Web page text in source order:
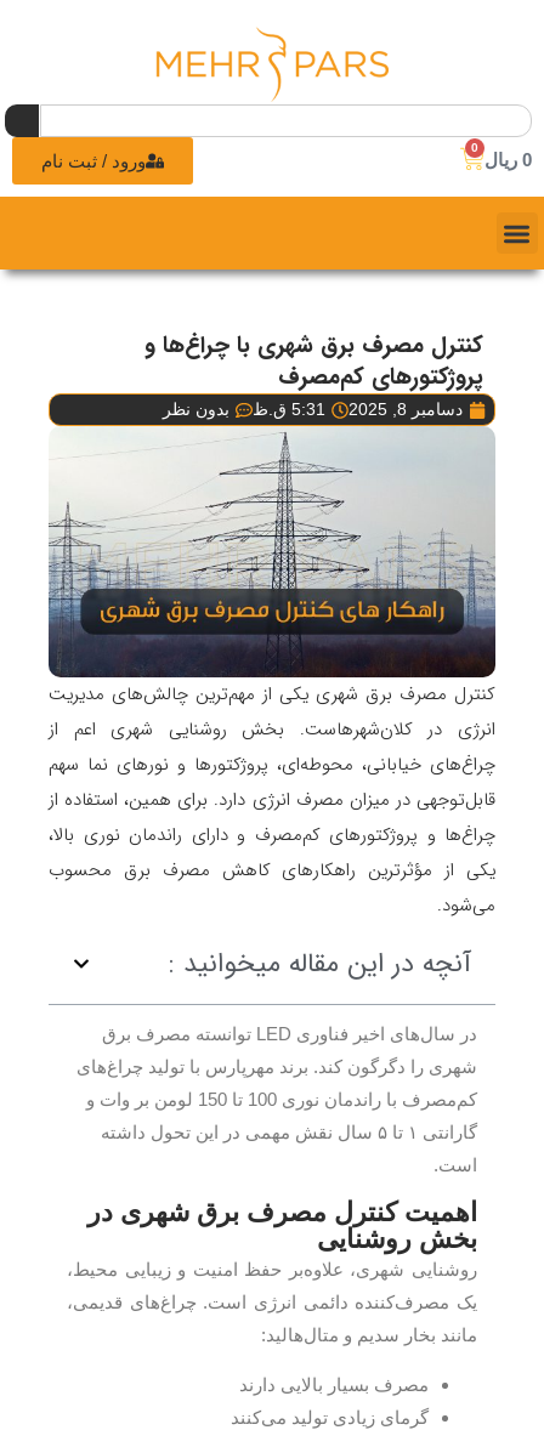
0 ریال
0
ورود / ثبت نام
کنترل مصرف برق شهری با چراغ‌ها و
پروژکتورهای کم‌مصرف
دسامبر 8, 2025 5:31 ق.ظ بدون نظر
کنترل مصرف برق شهری یکی از مهم‌ترین چالش‌های مدیریت
انرژی در کلان‌شهرهاست. بخش روشنایی شهری اعم از
چراغ‌های خیابانی، محوطه‌ای، پروژکتورها و نورهای نما سهم
قابل‌توجهی در میزان مصرف انرژی دارد. برای همین، استفاده از
چراغ‌ها و پروژکتورهای کم‌مصرف و دارای راندمان نوری بالا،
یکی از مؤثرترین راهکارهای کاهش مصرف برق محسوب
می‌شود.
آنچه در این مقاله میخوانید :
در سال‌های اخیر فناوری LED توانسته مصرف برق
شهری را دگرگون کند. برند مهرپارس با تولید چراغ‌های
کم‌مصرف با راندمان نوری 100 تا 150 لومن بر وات و
گارانتی ۱ تا ۵ سال نقش مهمی در این تحول داشته‌
است.
اهمیت کنترل مصرف برق شهری در
بخش روشنایی
روشنایی شهری، علاوه‌بر حفظ امنیت و زیبایی محیط،
یک مصرف‌کننده دائمی انرژی است. چراغ‌های قدیمی،
مانند بخار سدیم و متال‌هالید:
مصرف بسیار بالایی دارند
گرمای زیادی تولید می‌کنند